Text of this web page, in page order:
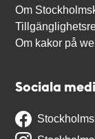
Om
Om kakor på
Sociala